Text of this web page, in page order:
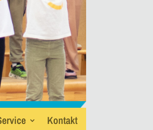
Kontakt